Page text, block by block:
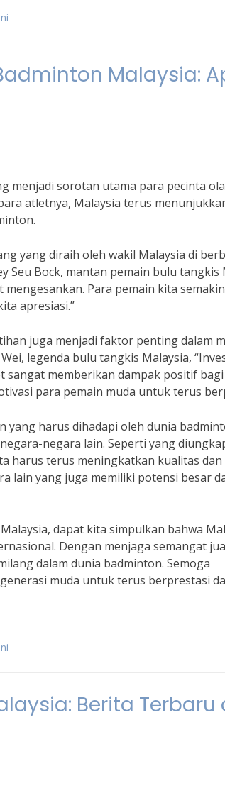
Malaysia:
menjadi sorotan utama para pecinta
atletnya, Malaysia terus
yang diraih oleh wakil Malaysia di
Seu Bock, mantan pemain bulu tangkis
Para pemain kita semakin
apresiasi.”
juga menjadi faktor penting dalam
legenda bulu tangkis Malaysia,
sangat memberikan dampak positif bagi
para pemain muda untuk terus
harus dihadapi oleh dunia
negara lain. Seperti yang
harus terus meningkatkan kualitas
lain yang juga memiliki potensi besar
dapat kita simpulkan bahwa
Dengan menjaga semangat
dalam dunia badminton. Semoga
muda untuk terus berprestasi
Berita Terbaru